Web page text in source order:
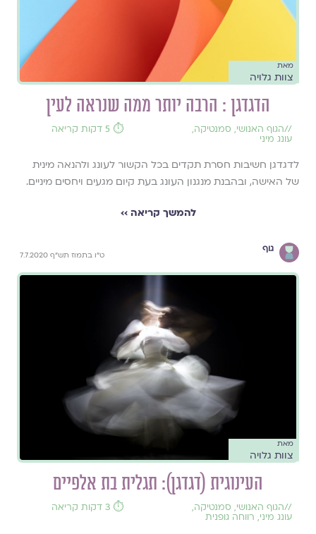
מאת
צוות גלויה
הדגדגן : הרבה יותר ממה שנראה לעין
//הגוף האנושי, סמנטיקה,
עונג מיני
⏱️ 5 דקות קריאה
לדגדגן חשיבות חסרת תקדים בכל הקשור לעונג ולהנאה מינית
של האישה, ובהבנת מנגנון העונג בעת קיום מגעים ויחסים מיניים.
להמשך קריאה ››
גוף
ט"ו בתמוז תש"ף 7.7.2020
מאת
צוות גלויה
העינוגית (דגדגן): תגלית בת אלפיים
//הגוף האנושי, סמנטיקה,
עונג מיני, רווחה גופנית
⏱️ 3 דקות קריאה